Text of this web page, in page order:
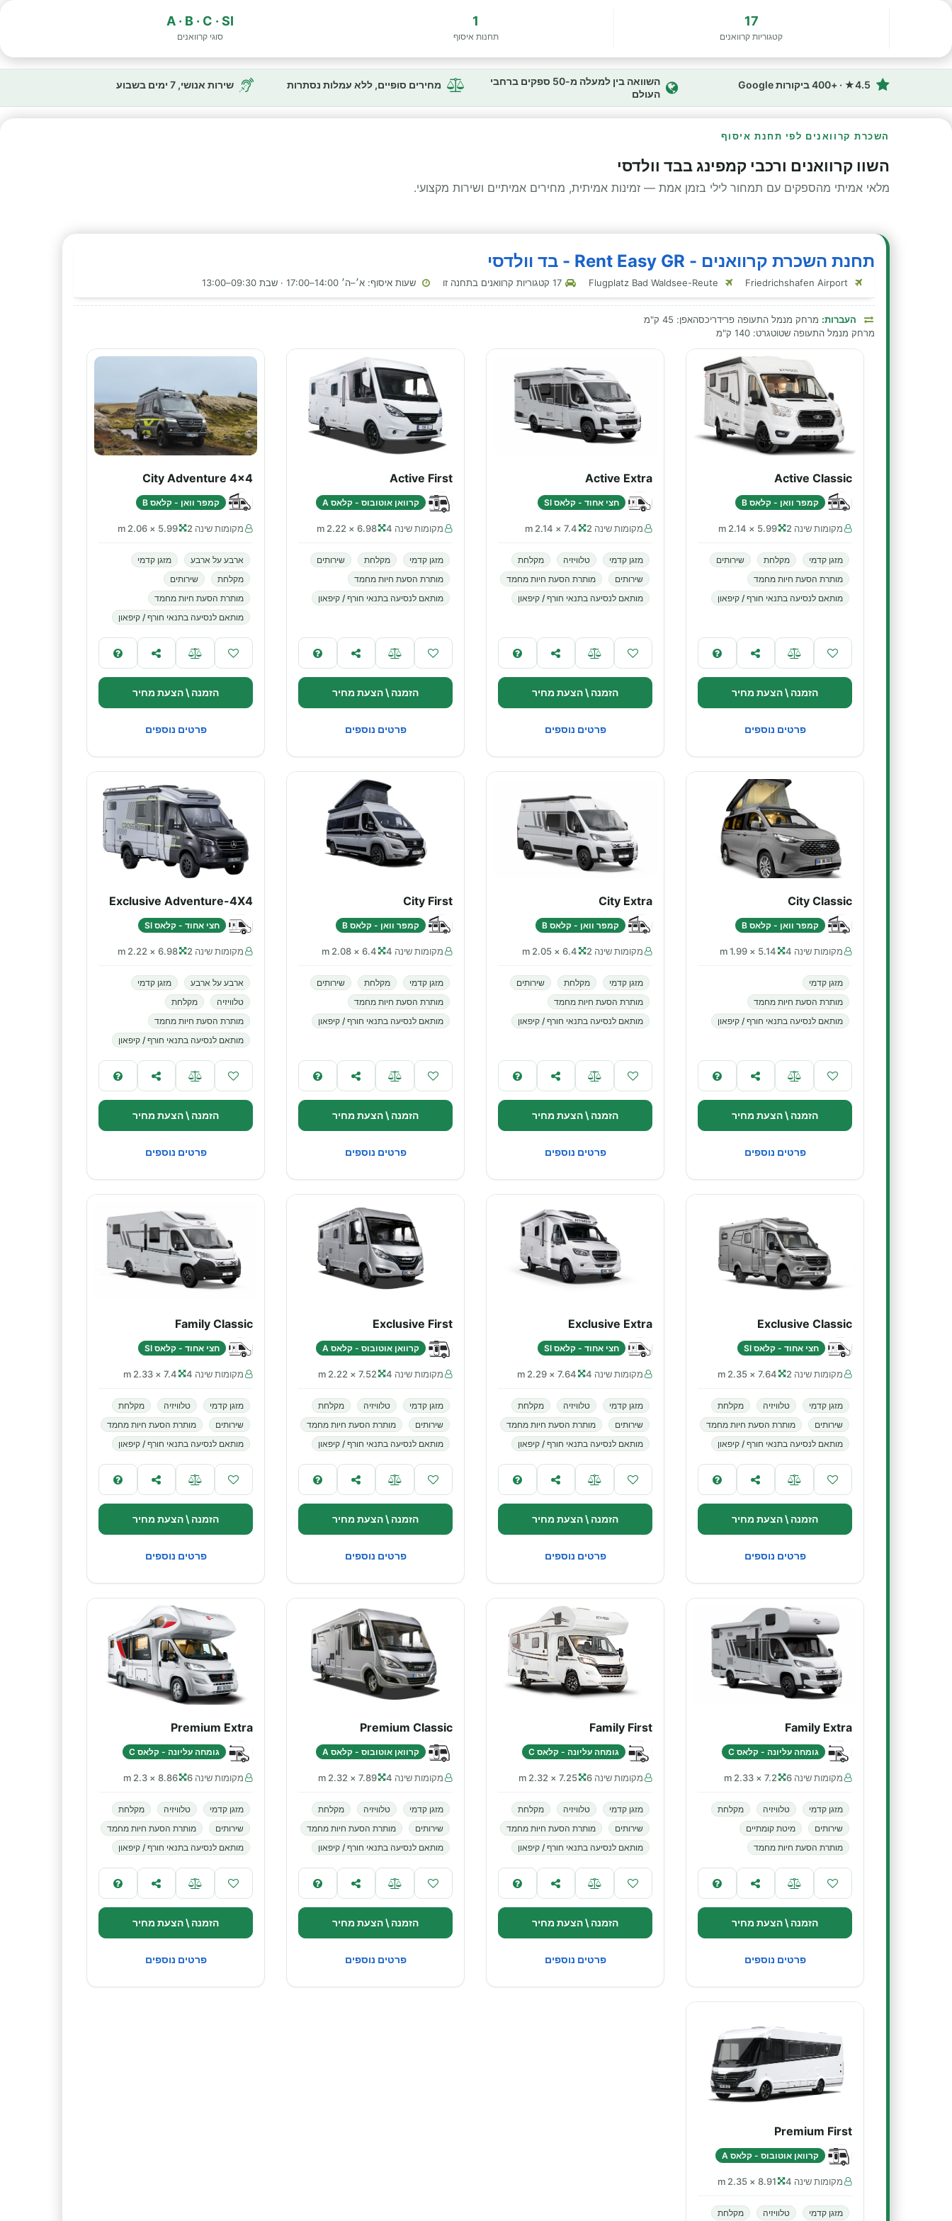
17
קטגוריות קרוואנים
1
תחנות איסוף
A · B · C · SI
סוגי קרוואנים
4.5★ · +400 ביקורות Google
השוואה בין למעלה מ-50 ספקים ברחבי
העולם
מחירים סופיים, ללא עמלות נסתרות שירות אנושי, 7 ימים בשבוע
השכרת קרוואנים לפי תחנת איסוף
השוו קרוואנים ורכבי קמפינג בבד וולדסי
מלאי אמיתי מהספקים עם תמחור לילי בזמן אמת — זמינות אמיתית, מחירים אמיתיים ושירות מקצועי.
תחנת השכרת קרוואנים - Rent Easy GR - בד וולדסי
שעות איסוף: א׳–ה׳ 14:00–17:00 · שבת 09:30–13:00
העברות: מרחק מנמל התעופה פרידריכסהאפן: 45 ק"מ
מרחק מנמל התעופה שטוטגרט: 140 ק"מ
Active Classic
קמפר וואן - קלאס B
מקומות שינה 2 5.99 × 2.14 m
מזגן קדמי מקלחת
שירותים
מותרת הסעת חיות מחמד
מותאם לנסיעה בתנאי חורף / קיפאון
הזמנה \ הצעת מחיר
פרטים נוספים
Active Extra
חצי אחוד - קלאס SI
מקומות שינה 2 7.4 × 2.14 m
מזגן קדמי טלוויזיה
מקלחת
שירותים
מותרת הסעת חיות מחמד
מותאם לנסיעה בתנאי חורף / קיפאון
הזמנה \ הצעת מחיר
פרטים נוספים
Active First
קרוואן אוטובוס - קלאס A
מקומות שינה 4 6.98 × 2.22 m
מזגן קדמי מקלחת
שירותים
מותרת הסעת חיות מחמד
מותאם לנסיעה בתנאי חורף / קיפאון
הזמנה \ הצעת מחיר
פרטים נוספים
City Adventure 4x4
קמפר וואן - קלאס B
מקומות שינה 2 5.99 × 2.06 m
ארבע על ארבע
מזגן קדמי
מקלחת
שירותים
מותרת הסעת חיות מחמד
מותאם לנסיעה בתנאי חורף / קיפאון
הזמנה \ הצעת מחיר
פרטים נוספים
City Classic
קמפר וואן - קלאס B
מקומות שינה 4 5.14 × 1.99 m
מזגן קדמי
מותרת הסעת חיות מחמד
מותאם לנסיעה בתנאי חורף / קיפאון
הזמנה \ הצעת מחיר
פרטים נוספים
City Extra
קמפר וואן - קלאס B
מקומות שינה 2 6.4 × 2.05 m
מזגן קדמי מקלחת
שירותים
מותרת הסעת חיות מחמד
מותאם לנסיעה בתנאי חורף / קיפאון
הזמנה \ הצעת מחיר
פרטים נוספים
City First
קמפר וואן - קלאס B
מקומות שינה 4 6.4 × 2.08 m
מזגן קדמי מקלחת
שירותים
מותרת הסעת חיות מחמד
מותאם לנסיעה בתנאי חורף / קיפאון
הזמנה \ הצעת מחיר
פרטים נוספים
Exclusive Adventure-4X4
חצי אחוד - קלאס SI
מקומות שינה 2 6.98 × 2.22 m
ארבע על ארבע
מזגן קדמי
טלוויזיה
מקלחת
מותרת הסעת חיות מחמד
מותאם לנסיעה בתנאי חורף / קיפאון
הזמנה \ הצעת מחיר
פרטים נוספים
Exclusive Classic
חצי אחוד - קלאס SI
מקומות שינה 2 7.64 × 2.35 m
מזגן קדמי טלוויזיה
מקלחת
שירותים
מותרת הסעת חיות מחמד
מותאם לנסיעה בתנאי חורף / קיפאון
הזמנה \ הצעת מחיר
פרטים נוספים
Exclusive Extra
חצי אחוד - קלאס SI
מקומות שינה 4 7.64 × 2.29 m
מזגן קדמי טלוויזיה
מקלחת
שירותים
מותרת הסעת חיות מחמד
מותאם לנסיעה בתנאי חורף / קיפאון
הזמנה \ הצעת מחיר
פרטים נוספים
Exclusive First
קרוואן אוטובוס - קלאס A
מקומות שינה 4 7.52 × 2.22 m
מזגן קדמי טלוויזיה
מקלחת
שירותים
מותרת הסעת חיות מחמד
מותאם לנסיעה בתנאי חורף / קיפאון
הזמנה \ הצעת מחיר
פרטים נוספים
Family Classic
חצי אחוד - קלאס SI
מקומות שינה 4 7.4 × 2.33 m
מזגן קדמי טלוויזיה
מקלחת
שירותים
מותרת הסעת חיות מחמד
מותאם לנסיעה בתנאי חורף / קיפאון
הזמנה \ הצעת מחיר
פרטים נוספים
Family Extra
גומחה עליונה - קלאס C
מקומות שינה 6 7.2 × 2.33 m
מזגן קדמי טלוויזיה
מקלחת
שירותים
מיטת קומתיים
מותרת הסעת חיות מחמד
הזמנה \ הצעת מחיר
פרטים נוספים
Family First
גומחה עליונה - קלאס C
מקומות שינה 6 7.25 × 2.32 m
מזגן קדמי טלוויזיה
מקלחת
שירותים
מותרת הסעת חיות מחמד
מותאם לנסיעה בתנאי חורף / קיפאון
הזמנה \ הצעת מחיר
פרטים נוספים
Premium Classic
קרוואן אוטובוס - קלאס A
מקומות שינה 4 7.89 × 2.32 m
מזגן קדמי טלוויזיה
מקלחת
שירותים
מותרת הסעת חיות מחמד
מותאם לנסיעה בתנאי חורף / קיפאון
הזמנה \ הצעת מחיר
פרטים נוספים
Premium Extra
גומחה עליונה - קלאס C
מקומות שינה 6 8.86 × 2.3 m
מזגן קדמי טלוויזיה
מקלחת
שירותים
מותרת הסעת חיות מחמד
מותאם לנסיעה בתנאי חורף / קיפאון
הזמנה \ הצעת מחיר
פרטים נוספים
Premium First
קרוואן אוטובוס - קלאס A
מקומות שינה 4 8.91 × 2.35 m
מזגן קדמי טלוויזיה מקלחת